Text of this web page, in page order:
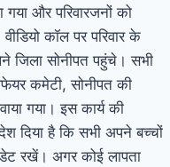
और परिवारजनों को
कॉल पर परिवार के
जिला सोनीपत पहुंचे। सभी
कमेटी, सोनीपत की
गया। इस कार्य की
दिया है कि सभी अपने बच्चों
रखें। अगर कोई लापता